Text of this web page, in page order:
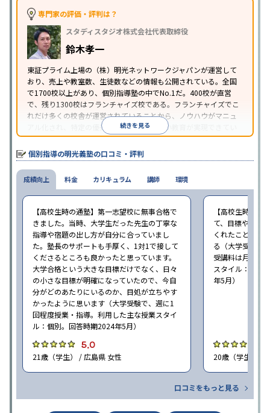
特徴
中高一貫校生に対応
の振替可能 不登校生に対応
を利用オンライン対応1科目から受講可能
習のみの受講可
り
※2023年3月調査。小学校高学年の個別指導塾アンケート調査方法を参
専門家の評価・評判は？
スタディスタジオ株式会社代表取締役
鈴木孝一
東証プライム上場の（株）明光ネットワークジャパンが運営して
おり、売上や教室数、生徒数などの情報も公開されている。全国
で1700校以上があり、個別指導塾の中でNo.1だ。400校が直営
で、残り1300校はフランチャイズ校である。フランチャイズでこ
れだけ多くの校舎が運営されていることから、ノウハウがマニュ
アル化され、特定の優秀な人材に依存しない教育が実現できてい
ることが推測される。
続きを見る
個別指導の明光義塾の口コミ・評判
成績向上
【高校生時の通塾】第一志望校に無事合格で
きました。当時、大学生だった先生の丁寧な
指導や宿題の出し方が自分に合っていまし
た。塾長のサポートも手厚く、1対1で接して
くださるところも良かったと思っています。
大学合格という大きな目標だけでなく、日々
の小さな目標が明確になっていたので、今自
分がどのあたりにいるのか、目処が立ちやす
かったように思います（大学受験で、週に1
回程度授業・指導。利用した主な授業スタイ
ル：個別。回答時期2024年5月）
5.0
21歳（学生） / 広島県 女性
【高校生時の通
て、目標や勉強
くれたことが、
る（大学受験で
受講料は月
スタイル：個別
年5月）
20歳（学生） /
口コミをもっと見る
料金 カリキュラム 講師 環境